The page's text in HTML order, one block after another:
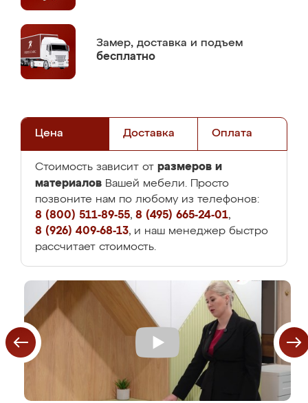
Замер, доставка и подъем
бесплатно
Цена Доставка Оплата
Стоимость зависит от размеров и
материалов Вашей мебели. Просто
позвоните нам по любому из телефонов:
8 (800) 511-89-55, 8 (495) 665-24-01,
8 (926) 409-68-13, и наш менеджер быстро
рассчитает стоимость.